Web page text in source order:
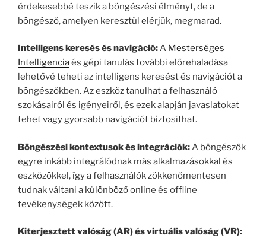
érdekesebbé teszik a böngészési élményt, de a
böngésző, amelyen keresztül elérjük, megmarad.
Intelligens keresés és navigáció:A Mesterséges
Intelligenciaés gépi tanulás további előrehaladása
lehetővé teheti az intelligens keresést és navigációt a
böngészőkben. Az eszköz tanulhat a felhasználó
szokásairól és igényeiről, és ezek alapján javaslatokat
tehet vagy gyorsabb navigációt biztosíthat.
Böngészési kontextusok és integrációk:A böngészők
egyre inkább integrálódnak más alkalmazásokkal és
eszközökkel, így a felhasználók zökkenőmentesen
tudnak váltani a különböző online és offline
tevékenységek között.
Kiterjesztett valóság (AR) és virtuális valóság (VR):